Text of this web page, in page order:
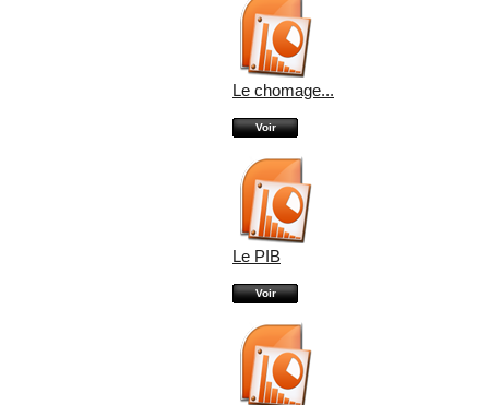
Le chomage...
Voir
Le PIB
Voir